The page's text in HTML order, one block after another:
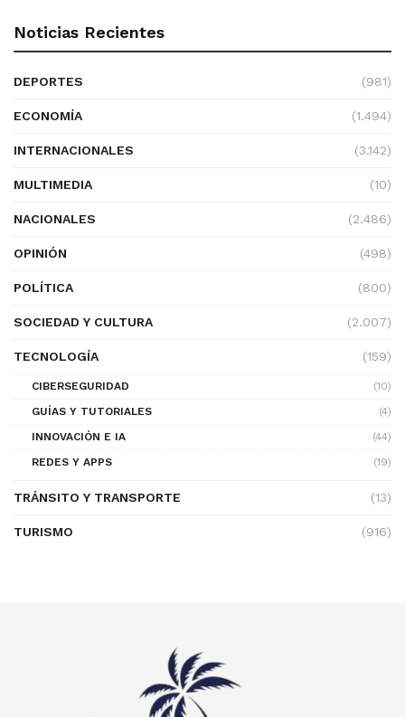
Noticias Recientes
DEPORTES (981)
ECONOMÍA (1.494)
INTERNACIONALES (3.142)
MULTIMEDIA (10)
NACIONALES (2.486)
OPINIÓN (498)
POLÍTICA (800)
SOCIEDAD Y CULTURA (2.007)
TECNOLOGÍA (159)
CIBERSEGURIDAD
(10)
GUÍAS Y TUTORIALES
(4)
INNOVACIÓN E IA
(44)
REDES Y APPS
(19)
TRÁNSITO Y TRANSPORTE (13)
TURISMO (916)